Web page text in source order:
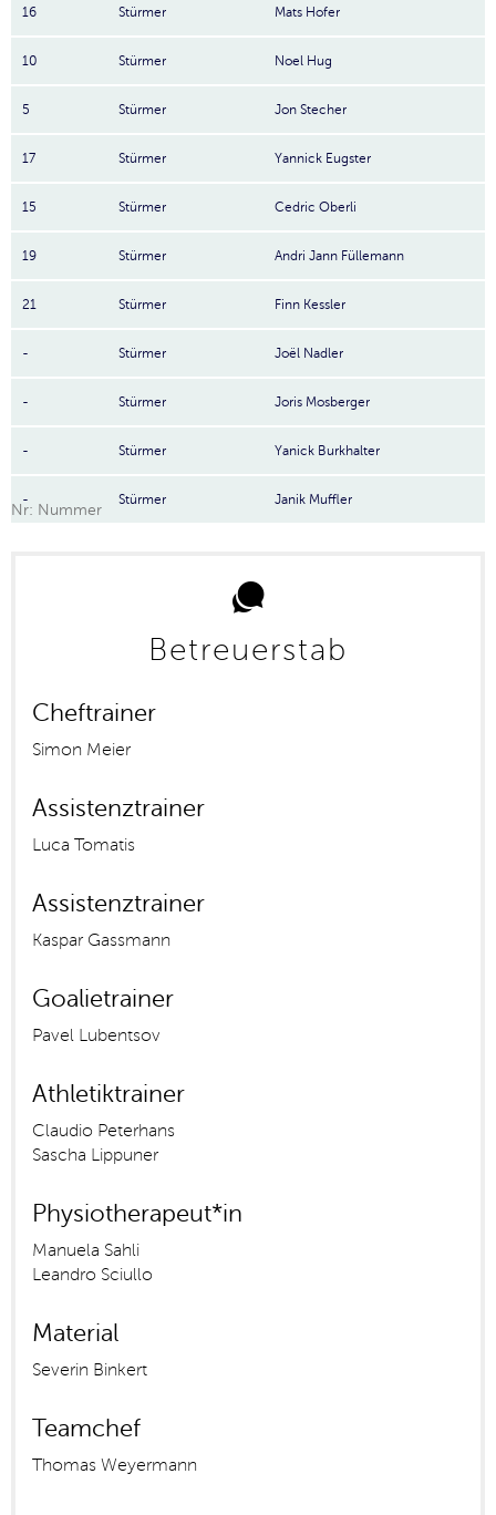
16 Stürmer Mats Hofer
10 Stürmer Noel Hug
5 Stürmer Jon Stecher
17 Stürmer Yannick Eugster
15 Stürmer Cedric Oberli
19 Stürmer Andri Jann Füllemann
21 Stürmer Finn Kessler
- Stürmer Joël Nadler
- Stürmer Joris Mosberger
- Stürmer Yanick Burkhalter
- Stürmer Janik Muffler
Nr: Nummer
Betreuerstab
Cheftrainer
Simon Meier
Assistenztrainer
Luca Tomatis
Assistenztrainer
Kaspar Gassmann
Goalietrainer
Pavel Lubentsov
Athletiktrainer
Claudio Peterhans
Sascha Lippuner
Physiotherapeut*in
Manuela Sahli
Leandro Sciullo
Material
Severin Binkert
Teamchef
Thomas Weyermann